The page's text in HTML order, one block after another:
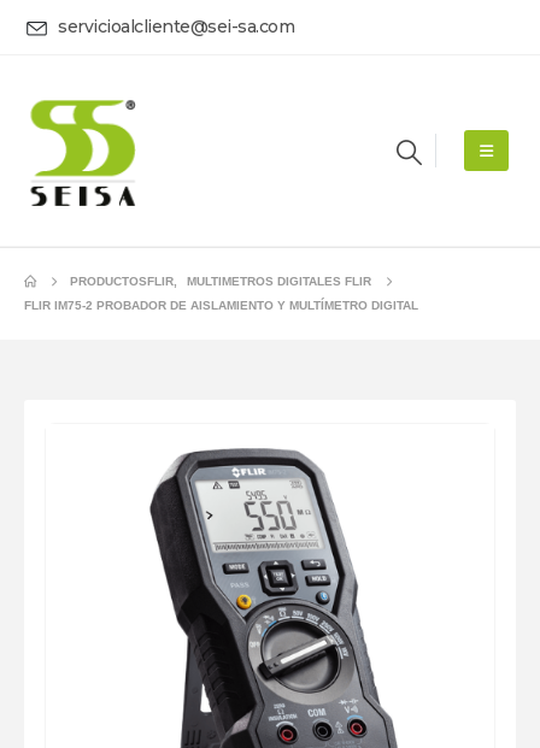
servicioalcliente@sei-sa.com
PRODUCTOSFLIR,
MULTIMETROS DIGITALES FLIR
FLIR IM75-2 PROBADOR DE AISLAMIENTO Y MULTÍMETRO DIGITAL